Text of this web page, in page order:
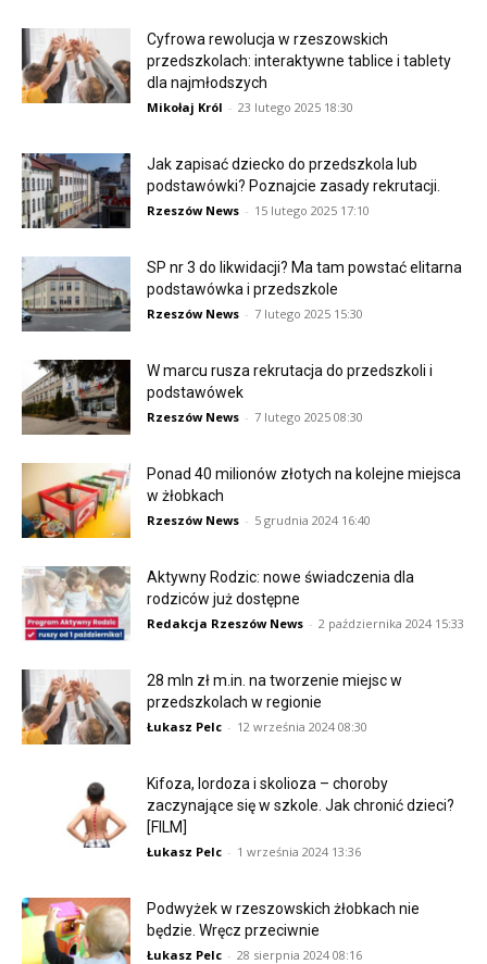
Cyfrowa rewolucja w rzeszowskich
przedszkolach: interaktywne tablice i tablety
dla najmłodszych
Mikołaj Król - 23 lutego 2025 18:30
Jak zapisać dziecko do przedszkola lub
podstawówki? Poznajcie zasady rekrutacji.
Rzeszów News - 15 lutego 2025 17:10
SP nr 3 do likwidacji? Ma tam powstać elitarna
podstawówka i przedszkole
Rzeszów News - 7 lutego 2025 15:30
W marcu rusza rekrutacja do przedszkoli i
podstawówek
Rzeszów News - 7 lutego 2025 08:30
Ponad 40 milionów złotych na kolejne miejsca
w żłobkach
Rzeszów News - 5 grudnia 2024 16:40
Aktywny Rodzic: nowe świadczenia dla
rodziców już dostępne
Redakcja Rzeszów News - 2 października 2024 15:33
28 mln zł m.in. na tworzenie miejsc w
przedszkolach w regionie
Łukasz Pelc - 12 września 2024 08:30
Kifoza, lordoza i skolioza – choroby
zaczynające się w szkole. Jak chronić dzieci?
[FILM]
Łukasz Pelc - 1 września 2024 13:36
Podwyżek w rzeszowskich żłobkach nie
będzie. Wręcz przeciwnie
Łukasz Pelc - 28 sierpnia 2024 08:16